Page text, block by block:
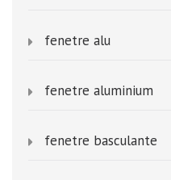
fenetre alu
fenetre aluminium
fenetre basculante